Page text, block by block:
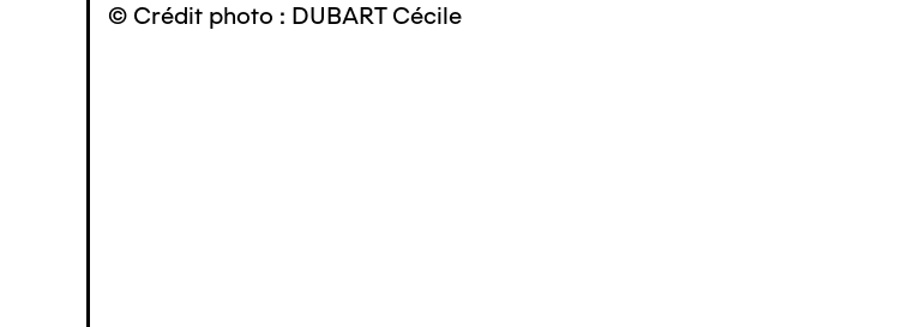
© Crédit photo : DUBART Cécile